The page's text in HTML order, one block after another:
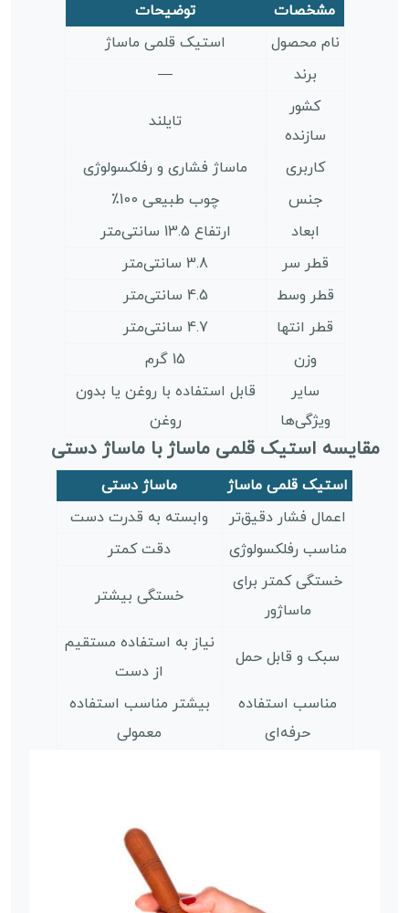
مشخصات
توضیحات
نام محصول
استیک قلمی ماساژ
برند
—
کشور
سازنده
تایلند
کاربری
ماساژ فشاری و رفلکسولوژی
جنس
چوب طبیعی 100٪
ابعاد
ارتفاع 13.5 سانتی‌متر
قطر سر
3.8 سانتی‌متر
قطر وسط
4.5 سانتی‌متر
قطر انتها
4.7 سانتی‌متر
وزن
15 گرم
سایر
ویژگی‌ها
قابل استفاده با روغن یا بدون
روغن
مقایسه استیک قلمی ماساژ با ماساژ دستی
استیک قلمی ماساژ
ماساژ دستی
اعمال فشار دقیق‌تر
وابسته به قدرت دست
مناسب رفلکسولوژی
دقت کمتر
خستگی کمتر برای
ماساژور
خستگی بیشتر
سبک و قابل حمل
نیاز به استفاده مستقیم
از دست
مناسب استفاده
حرفه‌ای
بیشتر مناسب استفاده
معمولی